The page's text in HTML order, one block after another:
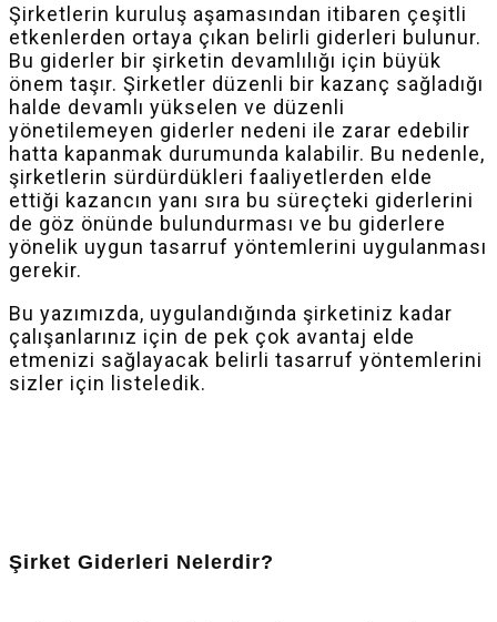
Şirketlerin kuruluş aşamasından itibaren çeşitli
etkenlerden ortaya çıkan belirli giderleri bulunur.
Bu giderler bir şirketin devamlılığı için büyük
önem taşır. Şirketler düzenli bir kazanç sağladığı
halde devamlı yükselen ve düzenli
yönetilemeyen giderler nedeni ile zarar edebilir
hatta kapanmak durumunda kalabilir. Bu nedenle,
şirketlerin sürdürdükleri faaliyetlerden elde
ettiği kazancın yanı sıra bu süreçteki giderlerini
de göz önünde bulundurması ve bu giderlere
yönelik uygun tasarruf yöntemlerini uygulanması
gerekir.
Bu yazımızda, uygulandığında şirketiniz kadar
çalışanlarınız için de pek çok avantaj elde
etmenizi sağlayacak belirli tasarruf yöntemlerini
sizler için listeledik.
Şirket Giderleri Nelerdir?